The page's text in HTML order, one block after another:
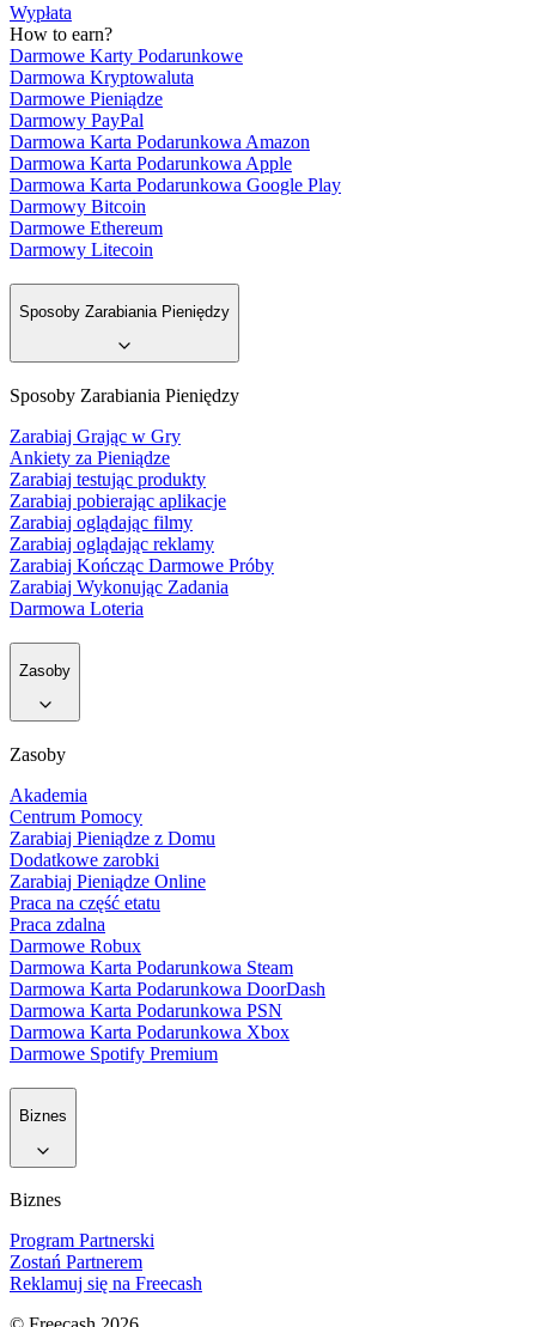
Wypłata
How to earn?
Darmowe Karty Podarunkowe
Darmowa Kryptowaluta
Darmowe Pieniądze
Darmowy PayPal
Darmowa Karta Podarunkowa Amazon
Darmowa Karta Podarunkowa Apple
Darmowa Karta Podarunkowa Google Play
Darmowy Bitcoin
Darmowe Ethereum
Darmowy Litecoin
Sposoby Zarabiania Pieniędzy
Sposoby Zarabiania Pieniędzy
Zarabiaj Grając w Gry
Ankiety za Pieniądze
Zarabiaj testując produkty
Zarabiaj pobierając aplikacje
Zarabiaj oglądając filmy
Zarabiaj oglądając reklamy
Zarabiaj Kończąc Darmowe Próby
Zarabiaj Wykonując Zadania
Darmowa Loteria
Zasoby
Zasoby
Akademia
Centrum Pomocy
Zarabiaj Pieniądze z Domu
Dodatkowe zarobki
Zarabiaj Pieniądze Online
Praca na część etatu
Praca zdalna
Darmowe Robux
Darmowa Karta Podarunkowa Steam
Darmowa Karta Podarunkowa DoorDash
Darmowa Karta Podarunkowa PSN
Darmowa Karta Podarunkowa Xbox
Darmowe Spotify Premium
Biznes
Biznes
Program Partnerski
Zostań Partnerem
Reklamuj się na Freecash